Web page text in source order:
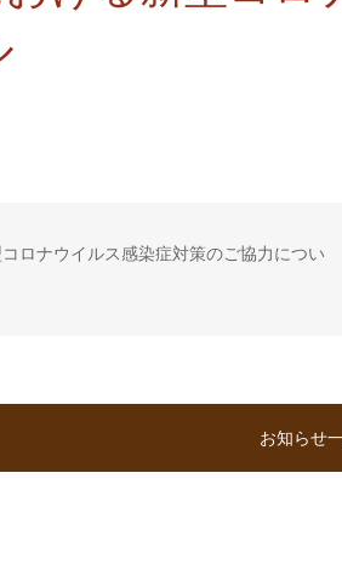
ロナウイルス感染症対策のご協力につい
お知らせ